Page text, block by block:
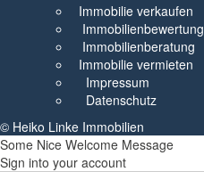
Immobilie verkaufen
Immobilienbewertung
Immobilienberatung
Immobilie vermieten
Impressum
Datenschutz
© Heiko Linke Immobilien
Some Nice Welcome Message
Sign into your account